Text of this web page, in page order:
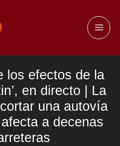
los efectos de la
en directo | La
una autovía
a decenas